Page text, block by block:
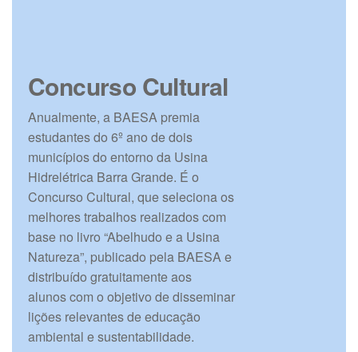
Concurso Cultural
Anualmente, a BAESA premia
estudantes do 6º ano de dois
municípios do entorno da Usina
Hidrelétrica Barra Grande. É o
Concurso Cultural, que seleciona os
melhores trabalhos realizados com
base no livro “Abelhudo e a Usina
Natureza”, publicado pela BAESA e
distribuído gratuitamente aos
alunos com o objetivo de disseminar
lições relevantes de educação
ambiental e sustentabilidade.